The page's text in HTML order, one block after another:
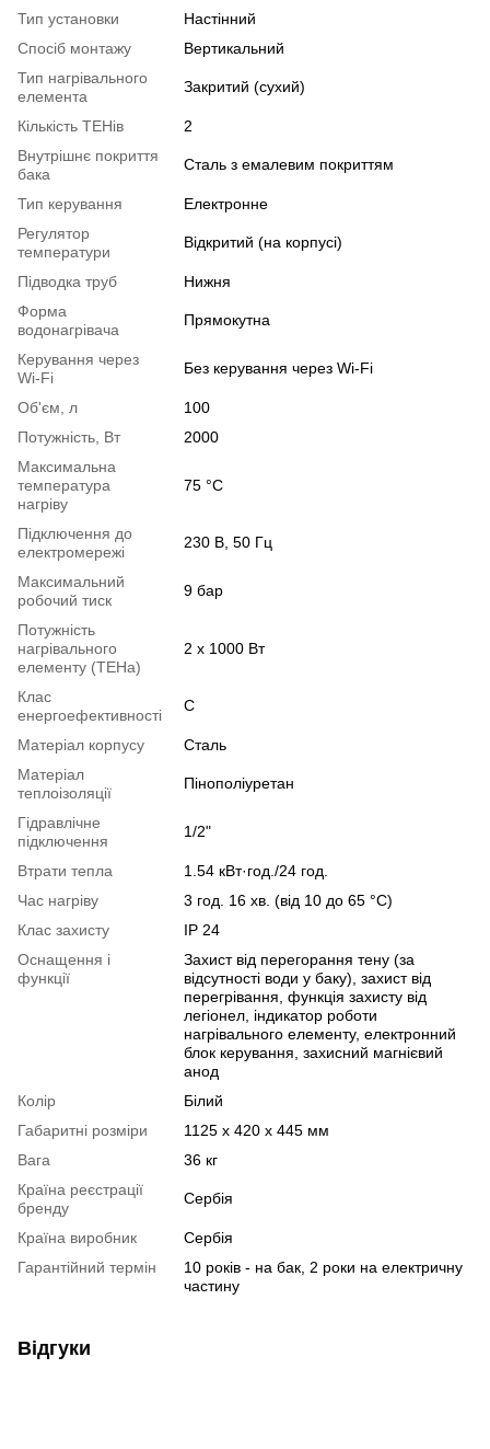
Тип установки
Настінний
Спосіб монтажу
Вертикальний
Тип нагрівального
елемента
Закритий (сухий)
Кількість ТЕНів
2
Внутрішнє покриття
бака
Сталь з емалевим покриттям
Тип керування
Електронне
Регулятор
температури
Відкритий (на корпусі)
Підводка труб
Нижня
Форма
водонагрівача
Прямокутна
Керування через
Wi-Fi
Без керування через Wi-Fi
Об'єм, л
100
Потужність, Вт
2000
Максимальна
температура
нагріву
75 °С
Підключення до
електромережі
230 В, 50 Гц
Максимальний
робочий тиск
9 бар
Потужність
нагрівального
елементу (ТЕНа)
2 х 1000 Вт
Клас
енергоефективності
C
Матеріал корпусу
Сталь
Матеріал
теплоізоляції
Пінополіуретан
Гідравлічне
підключення
1/2"
Втрати тепла
1.54 кВт·год./24 год.
Час нагріву
3 год. 16 хв. (від 10 до 65 °С)
Клас захисту
IP 24
Оснащення і
функції
Захист від перегорання тену (за
відсутності води у баку), захист від
перегрівання, функція захисту від
легіонел, індикатор роботи
нагрівального елементу, електронний
блок керування, захисний магнієвий
анод
Колір
Білий
Габаритні розміри
1125 х 420 х 445 мм
Вага
36 кг
Країна реєстрації
бренду
Сербія
Країна виробник
Сербія
Гарантійний термін
10 років - на бак, 2 роки на електричну
частину
Відгуки